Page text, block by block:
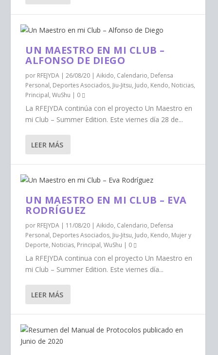
UN MAESTRO EN MI CLUB –
ALFONSO DE DIEGO
por RFEJYDA |26/08/20 |Aikido, Calendario, Defensa
Personal, Deportes Asociados, Jiu-Jitsu, Judo, Kendo, Noticias,
Principal,WuShu | 0
La RFEJYDA continúa con el proyecto Un Maestro en
mi Club – Summer Edition. Este viernes día 28 de...
LEER MÁS
UN MAESTRO EN MI CLUB – EVA
RODRÍGUEZ
por RFEJYDA | 11/08/20 |Aikido, Calendario, Defensa
Personal, Deportes Asociados, Jiu-Jitsu, Judo, Kendo, Mujer y
Deporte, Noticias, Principal,WuShu | 0
La RFEJYDA continua con el proyecto Un Maestro en
mi Club – Summer Edition. Este viernes día...
LEER MÁS